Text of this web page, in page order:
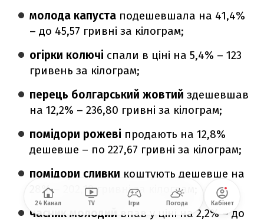
молода капуста подешевшала на 41,4%
– до 45,57 гривні за кілограм;
огірки колючі спали в ціні на 5,4% – 123
гривень за кілограм;
перець болгарський жовтийздешевшав
на 12,2% – 236,80 гривні за кілограм;
помідори рожеві продають на 12,8%
дешевше – по 227,67 гривні за кілограм;
помідори сливки коштують дешевше на
28% – 202,19 гривні за кілограм;
часник молодий впав у ціні на 2,2% – до
24 Канал TV Ігри Погода Кабінет